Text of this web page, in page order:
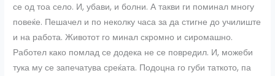
се од тоа село. И, убави, и болни. А такви ги поминал многу
повеќе. Пешачел и по неколку часа за да стигне до училиште
и на работа. Животот го минал скромно и сиромашно.
Работел како помлад се додека не се повредил. И, можеби
тука му се запечатува среќата. Подоцна го губи таткото, па